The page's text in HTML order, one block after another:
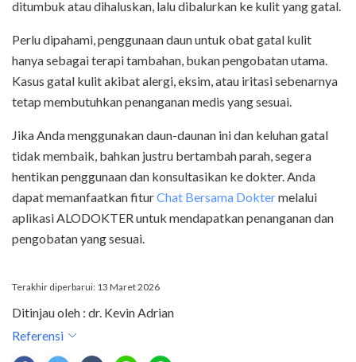
ditumbuk atau dihaluskan, lalu dibalurkan ke kulit yang gatal.
Perlu dipahami, penggunaan daun untuk obat gatal kulit
hanya sebagai terapi tambahan, bukan pengobatan utama.
Kasus gatal kulit akibat alergi, eksim, atau iritasi sebenarnya
tetap membutuhkan penanganan medis yang sesuai.
Jika Anda menggunakan daun-daunan ini dan keluhan gatal
tidak membaik, bahkan justru bertambah parah, segera
hentikan penggunaan dan konsultasikan ke dokter. Anda
dapat memanfaatkan fiturChat Bersama Doktermelalui
aplikasi ALODOKTER untuk mendapatkan penanganan dan
pengobatan yang sesuai.
Terakhir diperbarui: 13 Maret 2026